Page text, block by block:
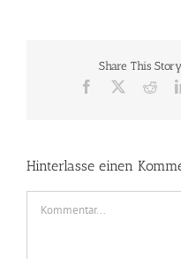
Share This
Facebook
Hinterlasse einen